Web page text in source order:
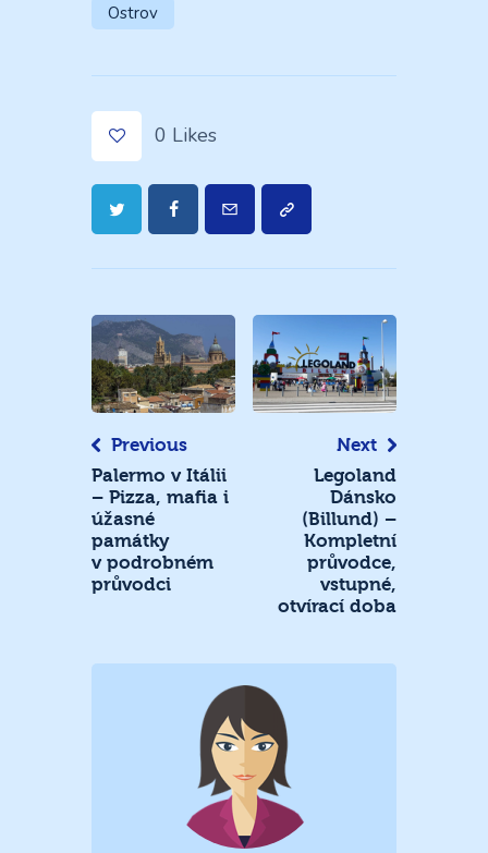
Ostrov
0 Likes
Navigace
pro
příspěvek
Previous
Palermo v Itálii
– Pizza, mafia i
úžasné
památky
v podrobném
průvodci
Next
Legoland
Dánsko
(Billund) –
Kompletní
průvodce,
vstupné,
otvírací doba